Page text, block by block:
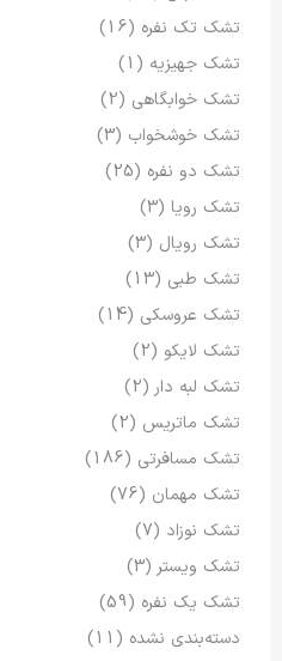
تشک تک نفره (16)
تشک جهیزیه (1)
تشک خوابگاهی (2)
تشک خوشخواب (3)
تشک دو نفره (25)
تشک رویا (3)
تشک رویال (3)
تشک طبی (13)
تشک عروسکی (14)
تشک لایکو (2)
تشک لبه دار (2)
تشک ماتریس (2)
تشک مسافرتی (186)
تشک مهمان (76)
تشک نوزاد (7)
تشک ویستر (3)
تشک یک نفره (59)
دسته‌بندی نشده (11)